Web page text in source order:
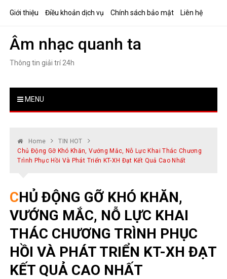
Giới thiệu Điều khoản dịch vụ Chính sách bảo mật Liên hệ
Âm nhạc quanh ta
Thông tin giải trí 24h
MENU
Home
TIN HOT
Chủ Động Gỡ Khó Khăn, Vướng Mắc, Nỗ Lực Khai Thác Chương
Trình Phục Hồi Và Phát Triển KT-XH Đạt Kết Quả Cao Nhất
CHỦ ĐỘNG GỠ KHÓ KHĂN,
VƯỚNG MẮC, NỖ LỰC KHAI
THÁC CHƯƠNG TRÌNH PHỤC
HỒI VÀ PHÁT TRIỂN KT-XH ĐẠT
KẾT QUẢ CAO NHẤT